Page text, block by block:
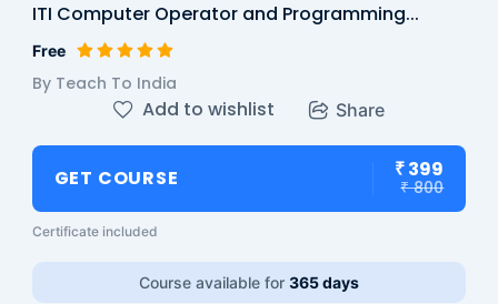
ITI Computer Operator and Programming...
Free
By Teach To India
Add to wishlist Share
GET COURSE ₹ 399
₹ 800
Certificate included
Course available for 365 days